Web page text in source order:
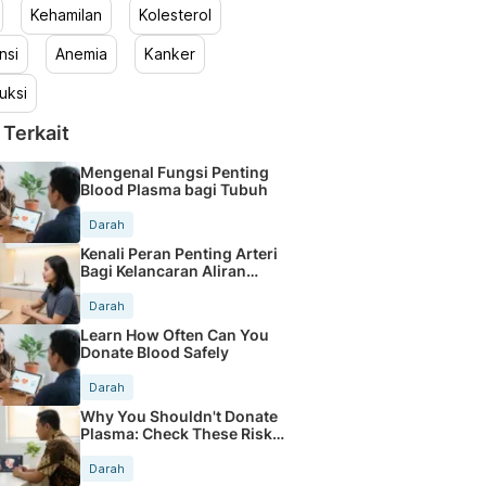
Kehamilan Kolesterol
Anemia Kanker
Mengenal Fungsi Penting
Blood Plasma bagi Tubuh
Darah
Kenali Peran Penting Arteri
Bagi Kelancaran Aliran
Darah
Learn How Often Can You
Donate Blood Safely
Darah
Why You Shouldn't Donate
Plasma: Check These Risks
Now
Darah